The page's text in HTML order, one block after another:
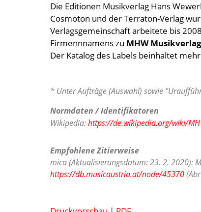
Die Editionen Musikverlag Hans
Cosmoton und der Terraton-Verlag
Verlagsgemeinschaft arbeitete bis
Firmennnamens zu MHW
Der Katalog des Labels beinhaltet
* Unter Aufträge (Auswahl) sowie
Normdaten / Identifikatoren
Wikipedia:https://de.wikipedia.org/wiki/
Empfohlene Zitierweise
mica (Aktualisierungsdatum: 23. 2. 2020):
https://db.musicaustria.at/node/45370